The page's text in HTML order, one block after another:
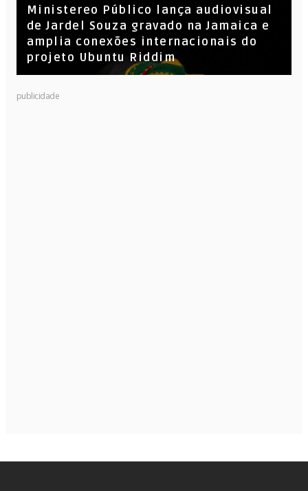
​Ministereo Público lança audiovisual
de Jardel Souza gravado na Jamaica e
amplia conexões internacionais do
projeto Ubuntu Riddim
publicidade